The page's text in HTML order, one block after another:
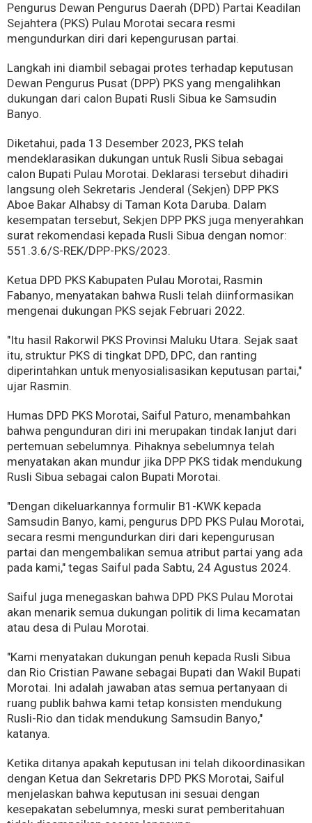
Pengurus Dewan Pengurus Daerah (DPD) Partai Keadilan
Sejahtera (PKS) Pulau Morotai secara resmi
mengundurkan diri dari kepengurusan partai.
Langkah ini diambil sebagai protes terhadap keputusan
Dewan Pengurus Pusat (DPP) PKS yang mengalihkan
dukungan dari calon Bupati Rusli Sibua ke Samsudin
Banyo.
Diketahui, pada 13 Desember 2023, PKS telah
mendeklarasikan dukungan untuk Rusli Sibua sebagai
calon Bupati Pulau Morotai. Deklarasi tersebut dihadiri
langsung oleh Sekretaris Jenderal (Sekjen) DPP PKS
Aboe Bakar Alhabsy di Taman Kota Daruba. Dalam
kesempatan tersebut, Sekjen DPP PKS juga menyerahkan
surat rekomendasi kepada Rusli Sibua dengan nomor:
551.3.6/S-REK/DPP-PKS/2023.
Ketua DPD PKS Kabupaten Pulau Morotai, Rasmin
Fabanyo, menyatakan bahwa Rusli telah diinformasikan
mengenai dukungan PKS sejak Februari 2022.
"Itu hasil Rakorwil PKS Provinsi Maluku Utara. Sejak saat
itu, struktur PKS di tingkat DPD, DPC, dan ranting
diperintahkan untuk menyosialisasikan keputusan partai,"
ujar Rasmin.
Humas DPD PKS Morotai, Saiful Paturo, menambahkan
bahwa pengunduran diri ini merupakan tindak lanjut dari
pertemuan sebelumnya. Pihaknya sebelumnya telah
menyatakan akan mundur jika DPP PKS tidak mendukung
Rusli Sibua sebagai calon Bupati Morotai.
"Dengan dikeluarkannya formulir B1-KWK kepada
Samsudin Banyo, kami, pengurus DPD PKS Pulau Morotai,
secara resmi mengundurkan diri dari kepengurusan
partai dan mengembalikan semua atribut partai yang ada
pada kami," tegas Saiful pada Sabtu, 24 Agustus 2024.
Saiful juga menegaskan bahwa DPD PKS Pulau Morotai
akan menarik semua dukungan politik di lima kecamatan
atau desa di Pulau Morotai.
"Kami menyatakan dukungan penuh kepada Rusli Sibua
dan Rio Cristian Pawane sebagai Bupati dan Wakil Bupati
Morotai. Ini adalah jawaban atas semua pertanyaan di
ruang publik bahwa kami tetap konsisten mendukung
Rusli-Rio dan tidak mendukung Samsudin Banyo,"
katanya.
Ketika ditanya apakah keputusan ini telah dikoordinasikan
dengan Ketua dan Sekretaris DPD PKS Morotai, Saiful
menjelaskan bahwa keputusan ini sesuai dengan
kesepakatan sebelumnya, meski surat pemberitahuan